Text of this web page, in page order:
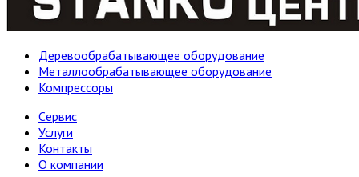
Деревообрабатывающее оборудование
Металлообрабатывающее оборудование
Компрессоры
Cервис
Услуги
Контакты
О компании